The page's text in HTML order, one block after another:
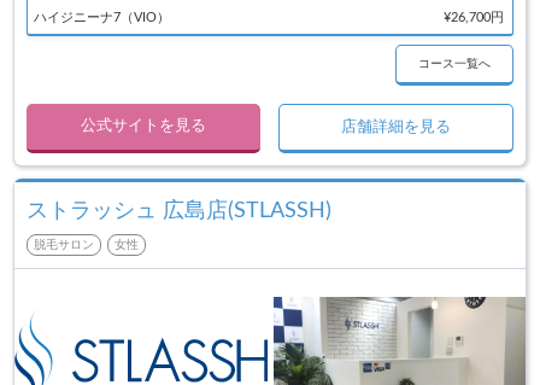
ハイジニーナ7（VIO） ¥26,700円
コース一覧へ
公式サイトを見る 店舗詳細を見る
ストラッシュ 広島店(STLASSH)
脱毛サロン 女性